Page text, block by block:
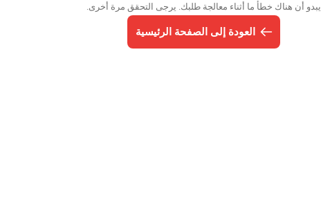
يبدو أن هناك خطأ ما أثناء معالجة طلبك. يرجى التحقق مرة أخرى.
العودة إلى الصفحة الرئيسية